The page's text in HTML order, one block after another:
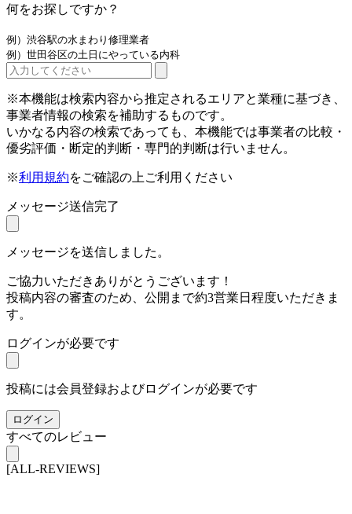
何をお探しですか？
例）渋谷駅の水まわり修理業者
例）世田谷区の土日にやっている内科
※本機能は検索内容から推定されるエリアと業種に基づき、
事業者情報の検索を補助するものです。
いかなる内容の検索であっても、本機能では事業者の比較・
優劣評価・断定的判断・専門的判断は行いません。
※利用規約をご確認の上ご利用ください
メッセージ送信完了
メッセージを送信しました。
ご協力いただきありがとうございます！
投稿内容の審査のため、公開まで約3営業日程度いただきま
す。
ログインが必要です
投稿には会員登録およびログインが必要です
ログイン
すべてのレビュー
[ALL-REVIEWS]